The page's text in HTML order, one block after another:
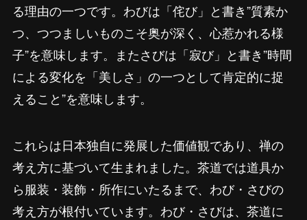
る理由の一つです。わびは「侘び」と書き”質素か
つ、つつましいものこそ奥が深く、心惹かれる様
子”を意味します。またさびは「寂び」と書き”時間
による変化を「美しさ」の一つとして肯定的に捉
えること”を意味します。
これらは日本独自に発展した価値観であり、禅の
考え方に基づいて生まれました。茶道では道具か
ら服装・装飾・所作にいたるまで、わび・さびの
考え方が根付いています。わび・さびは、茶道に